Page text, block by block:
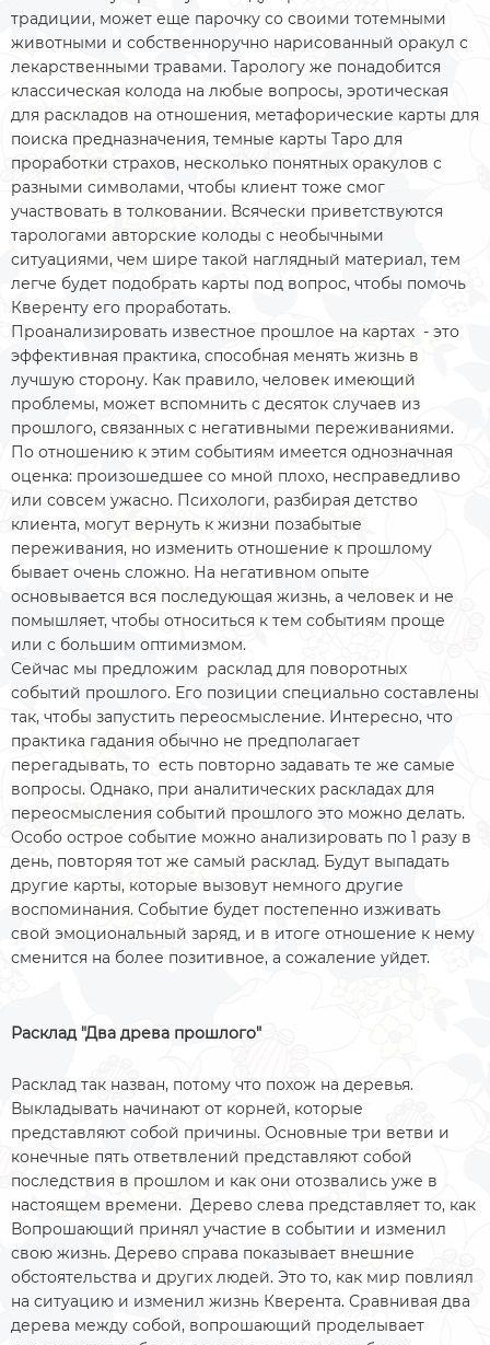
традиции, может еще парочку со своими тотемными
животными и собственноручно нарисованный оракул с
лекарственными травами. Тарологу же понадобится
классическая колода на любые вопросы, эротическая
для раскладов на отношения, метафорические карты для
поиска предназначения, темные карты Таро для
проработки страхов, несколько понятных оракулов с
разными символами, чтобы клиент тоже смог
участвовать в толковании. Всячески приветствуются
тарологами авторские колоды с необычными
ситуациями, чем шире такой наглядный материал, тем
легче будет подобрать карты под вопрос, чтобы помочь
Кверенту его проработать.
Проанализировать известное прошлое на картах - это
эффективная практика, способная менять жизнь в
лучшую сторону. Как правило, человек имеющий
проблемы, может вспомнить с десяток случаев из
прошлого, связанных с негативными переживаниями.
По отношению к этим событиям имеется однозначная
оценка: произошедшее со мной плохо, несправедливо
или совсем ужасно. Психологи, разбирая детство
клиента, могут вернуть к жизни позабытые
переживания, но изменить отношение к прошлому
бывает очень сложно. На негативном опыте
основывается вся последующая жизнь, а человек и не
помышляет, чтобы относиться к тем событиям проще
или с большим оптимизмом.
Сейчас мы предложим расклад для поворотных
событий прошлого. Его позиции специально составлены
так, чтобы запустить переосмысление. Интересно, что
практика гадания обычно не предполагает
перегадывать, то есть повторно задавать те же самые
вопросы. Однако, при аналитических раскладах для
переосмысления событий прошлого это можно делать.
Особо острое событие можно анализировать по 1 разу в
день, повторяя тот же самый расклад. Будут выпадать
другие карты, которые вызовут немного другие
воспоминания. Событие будет постепенно изживать
свой эмоциональный заряд, и в итоге отношение к нему
сменится на более позитивное, а сожаление уйдет.
Расклад "Два древа прошлого"
Расклад так назван, потому что похож на деревья.
Выкладывать начинают от корней, которые
представляют собой причины. Основные три ветви и
конечные пять ответвлений представляют собой
последствия в прошлом и как они отозвались уже в
настоящем времени. Дерево слева представляет то, как
Вопрошающий принял участие в событии и изменил
свою жизнь. Дерево справа показывает внешние
обстоятельства и других людей. Это то, как мир повлиял
на ситуацию и изменил жизнь Кверента. Сравнивая два
дерева между собой, вопрошающий проделывает